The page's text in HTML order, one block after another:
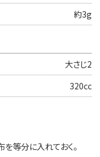
約3g
大さじ2
320cc
等分に入れておく。